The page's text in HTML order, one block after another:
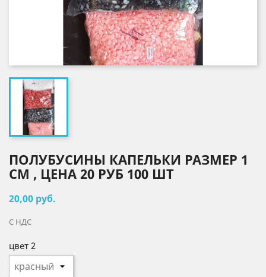
ПОЛУБУСИНЫ КАПЕЛЬКИ РАЗМЕР 1
СМ , ЦЕНА 20 РУБ 100 ШТ
20,00 руб.
С НДС
цвет 2